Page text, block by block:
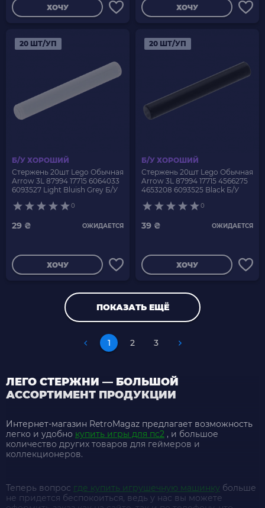
ХОЧУ ХОЧУ
20 ШТ/УП
Б/У ХОРОШИЙ
Стержень 20шт Lego Обычная
Arrow 3L 87994 17715 6064033
6093527 Light Bluish Grey Б/У
0
29 ₴ ОЖИДАЕТСЯ
ХОЧУ
20 ШТ/УП
Б/У ХОРОШИЙ
Стержень 20шт Lego Обычная
Arrow 3L 87994 17715 4566275
4653208 6093525 Black Б/У
0
39 ₴ ОЖИДАЕТСЯ
ХОЧУ
ПОКАЗАТЬ ЕЩЁ
1 2 3
ЛЕГО СТЕРЖНИ — БОЛЬШОЙ
АССОРТИМЕНТ ПРОДУКЦИИ
Интернет-магазин RetroMagaz предлагает возможность
легко и удобно купить игры для пс2 , и большое
количество других товаров для геймеров и
коллекционеров.
Теперь вопрос где купить игрушечную машинку больше
не придется беспокоиться, ведь у нас вы можете